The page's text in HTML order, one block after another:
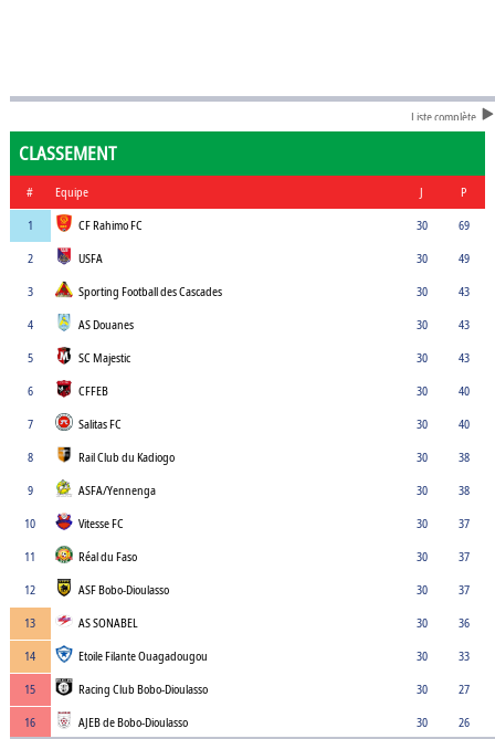
Liste complète
CLASSEMENT
# Equipe J
P
1
CF Rahimo FC 30
69
2
USFA 30
49
3
Sporting Football des Cascades 30
43
4
AS Douanes 30
43
5
SC Majestic 30
43
6
CFFEB 30
40
7
Salitas FC 30
40
8
Rail Club du Kadiogo 30
38
9
ASFA/Yennenga 30
38
10
Vitesse FC 30
37
11
Réal du Faso 30
37
12
ASF Bobo-Dioulasso 30
37
13
AS SONABEL 30
36
14
Etoile Filante Ouagadougou 30
33
15
Racing Club Bobo-Dioulasso 30
27
16
AJEB de Bobo-Dioulasso 30 26